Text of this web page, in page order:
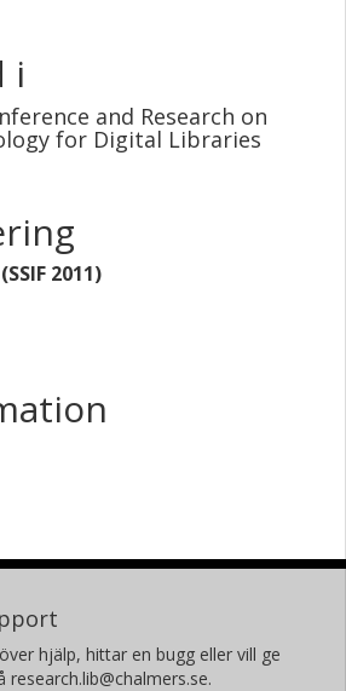
i
and Research on
for Digital Libraries
2011)
hjälp, hittar en bugg eller vill ge